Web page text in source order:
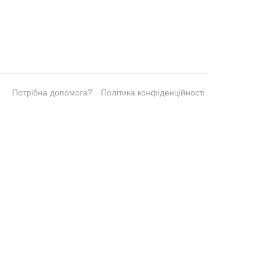
Потрібна допомога? Політика конфіденційності